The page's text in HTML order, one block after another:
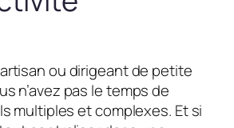
ou dirigeant de petite
n’avez pas le temps de
multiples et complexes. Et si